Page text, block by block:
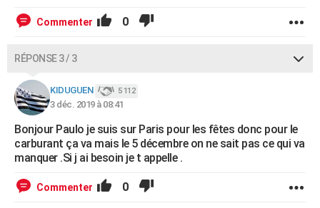
Commenter 0
RÉPONSE 3 / 3
KIDUGUEN 5 112
3 déc. 2019 à 08:41
Bonjour Paulo je suis sur Paris pour les fêtes donc pour le
carburant ça va mais le 5 décembre on ne sait pas ce qui va
manquer .Si j ai besoin je t appelle .
Commenter 0